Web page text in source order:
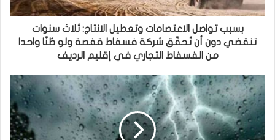
بسبب تواصل الاعتصامات وتعطيل الانتاج: ثلاث سنوات
تنقضي دون أن تُحقّق شركة فسفاط قفصة ولو طُنّا واحدا
من الفسفاط التجاري في إقليم الرديف